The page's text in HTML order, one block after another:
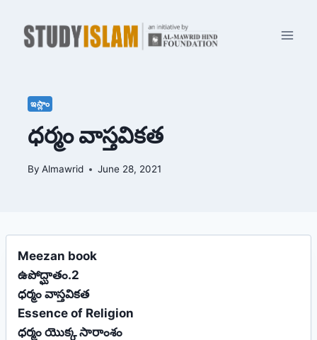
content
ఇస్లాం
ధర్మం వాస్తవికత
By Almawrid June 28, 2021
Meezan book
ఉపోద్ఘాతం.2
ధర్మం వాస్తవికత
Essence of Religion
ధర్మం యొక్క సారాంశం